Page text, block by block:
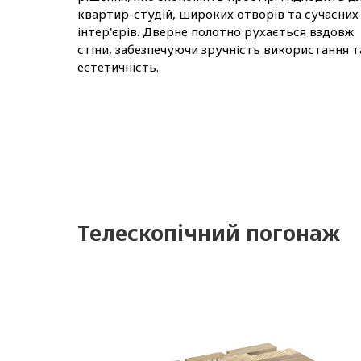
квартир-студій, широких отворів та сучасних
інтер'єрів. Дверне полотно рухається вздовж
стіни, забезпечуючи зручність використання
естетичність.
Телескопічний погонаж